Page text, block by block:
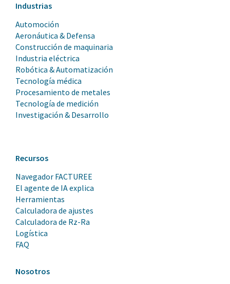
Industrias
Automoción
Aeronáutica & Defensa
Construcción de maquinaria
Industria eléctrica
Robótica & Automatización
Tecnología médica
Procesamiento de metales
Tecnología de medición
Investigación & Desarrollo
Recursos
Navegador FACTUREE
El agente de IA explica
Herramientas
Calculadora de ajustes
Calculadora de Rz-Ra
Logística
FAQ
Nosotros